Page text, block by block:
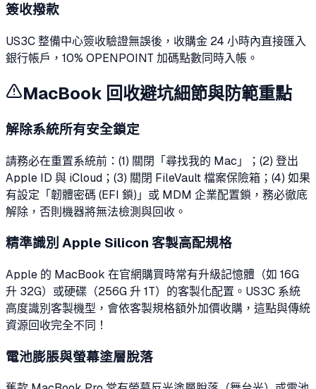
簽收撥款
US3C 整備中心簽收驗證無誤後，收購金 24 小時內直接匯入
銀行帳戶，10% OPENPOINT 加碼點數同時入帳。
MacBook 回收避坑細節與防範重點
解除系統所有安全鎖定
請務必在重置系統前：(1) 關閉「尋找我的 Mac」；(2) 登出
Apple ID 與 iCloud；(3) 關閉 FileVault 檔案保險箱；(4) 如果
有設定「韌體密碼 (EFI 鎖)」或 MDM 企業配置鎖，務必徹底
解除，否則機器將無法檢測與回收。
精準識別 Apple Silicon 客製高配規格
Apple 的 MacBook 在官網購買時常有升級記憶體（如 16G
升 32G）或硬碟（256G 升 1T）的客製化配置。US3C 系統
高度識別客製機型，會依客製規格額外加價收購，這點與傳統
資源回收完全不同！
電池膨脹與螢幕塗層脫落